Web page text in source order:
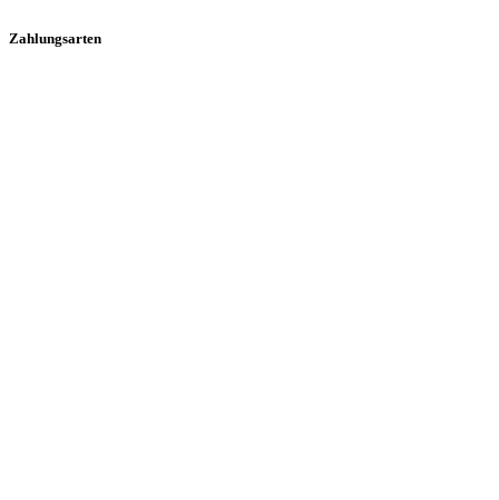
Zahlungsarten